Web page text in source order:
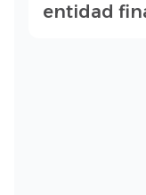
entidad